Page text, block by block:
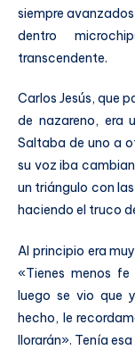
siempre
dentro
transcendente.
Carlos Jesús, que
de nazareno, era
Saltaba de uno a
su voz iba
un triángulo con
haciendo el truco
Al principio era
«Tienes menos
luego se vio que
hecho, le
llorarán». Tenía